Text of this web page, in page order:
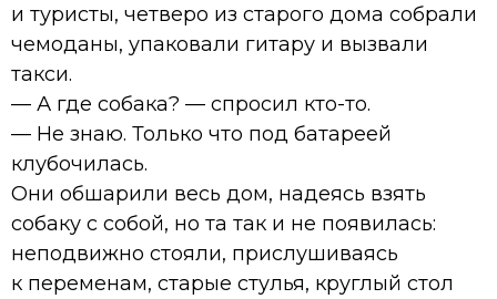
и туристы, четверо из старого дома собрали
чемоданы, упаковали гитару и вызвали
такси.
— А где собака? — спросил кто-то.
— Не знаю. Только что под батареей
клубочилась.
Они обшарили весь дом, надеясь взять
собаку с собой, но та так и не появилась:
неподвижно стояли, прислушиваясь
к переменам, старые стулья, круглый стол